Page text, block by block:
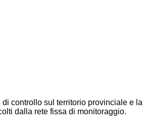
controllo sul territorio provinciale e
dalla rete fissa di monitoraggio.